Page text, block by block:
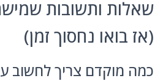
שאלות ותשובות
(אז בואו נחסוך זמן)
כמה מוקדם צריך לחשוב